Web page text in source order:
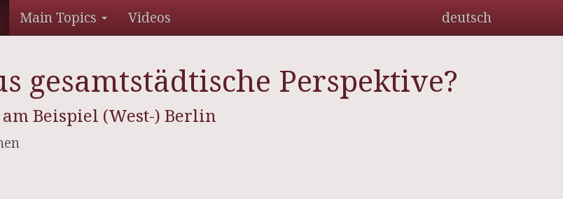
Main Topics Videos deutsch
gesamtstädtische Perspektive?
Beispiel (West-) Berlin